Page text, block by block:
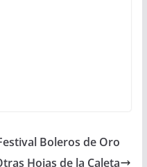
Boleros de Oro
Hojas de la Caleta